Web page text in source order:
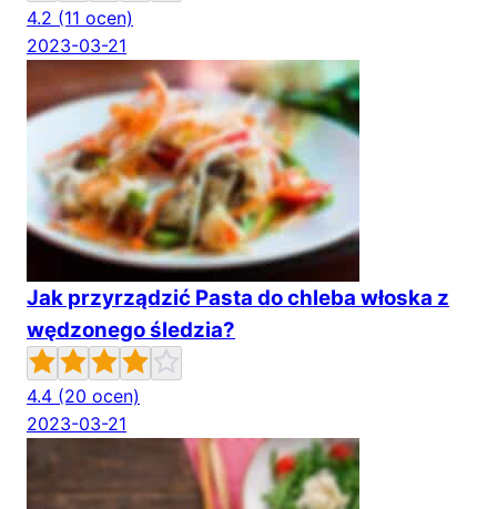
4.2 (11 ocen)
2023-03-21
Jak przyrządzić Pasta do chleba włoska z
wędzonego śledzia?
4.4 (20 ocen)
2023-03-21